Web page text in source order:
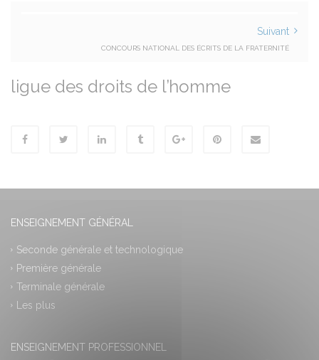
Suivant
CONCOURS NATIONAL DES ÉCRITS DE LA FRATERNITÉ
ligue des droits de l’homme
ENSEIGNEMENT GÉNÉRAL
Seconde générale et technologique
Première générale
Terminale générale
Les plus
ENSEIGNEMENT PROFESSIONNEL